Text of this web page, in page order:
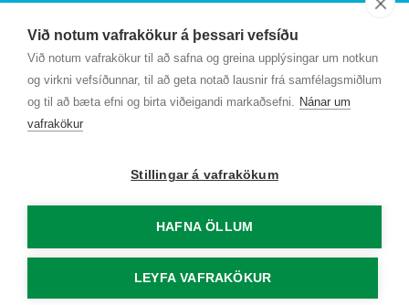
Við notum vafrakökur á þessari vefsíðu
Við notum vafrakökur til að safna og greina upplýsingar um notkun
og virkni vefsíðunnar, til að geta notað lausnir frá samfélagsmiðlum
og til að bæta efni og birta viðeigandi markaðsefni. Nánar um
vafrakökur
Stillingar á vafrakökum
HAFNA ÖLLUM
LEYFA VAFRAKÖKUR
Kt. 700169-3759
Fundarmannagátt